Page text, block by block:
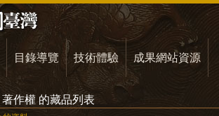
目錄導覽 技術體驗 成果網站資源
作權 的藏品列表